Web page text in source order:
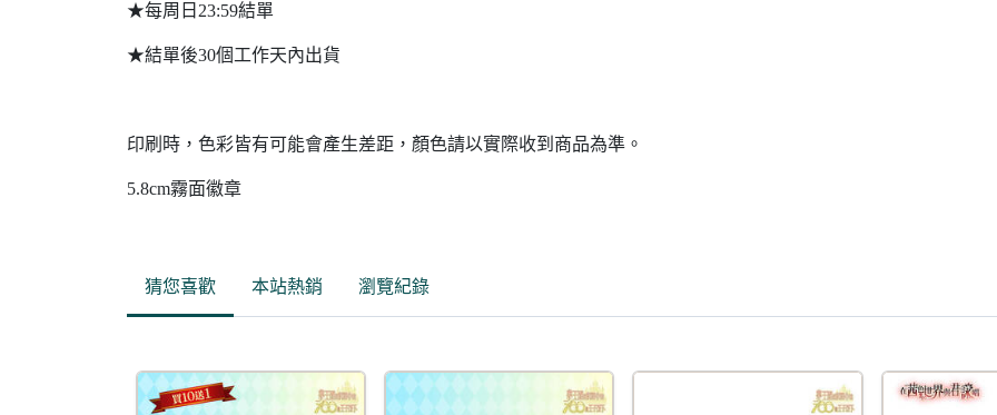
★每周日23:59結單
★結單後30個工作天內出貨
印刷時，色彩皆有可能會產生差距，顏色請以實際收到商品為準。
5.8cm霧面徽章
猜您喜歡 本站熱銷 瀏覽紀錄